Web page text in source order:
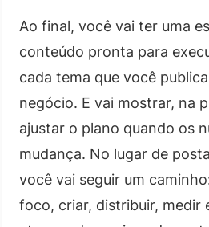
Ao final, você vai ter uma
conteúdo pronta para
cada tema que você
negócio. E vai mostrar, na
ajustar o plano quando os
mudança. No lugar de
você vai seguir um
foco, criar, distribuir, medir